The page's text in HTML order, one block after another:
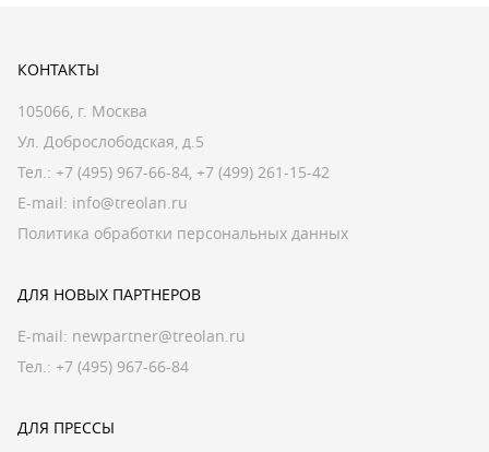
КОНТАКТЫ
105066, г. Москва
Ул. Доброслободская, д.5
Тел.: +7 (495) 967-66-84, +7 (499) 261-15-42
E-mail: info@treolan.ru
Политика обработки персональных данных
ДЛЯ НОВЫХ ПАРТНЕРОВ
E-mail: newpartner@treolan.ru
Тел.: +7 (495) 967-66-84
ДЛЯ ПРЕССЫ